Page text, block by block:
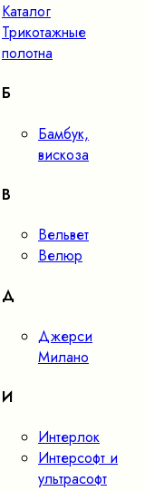
Каталог
Трикотажные
полотна
Б
Бамбук,
вискоза
В
Вельвет
Велюр
Д
Джерси
Милано
И
Интерлок
Интерсофт и
ультрасофт